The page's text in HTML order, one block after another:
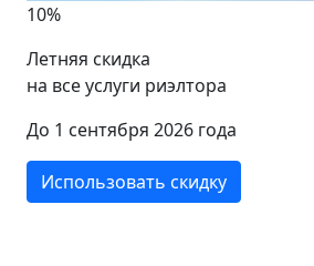
10%
Летняя скидка
на все услуги риэлтора
До 1 сентября 2026 года
Использовать скидку